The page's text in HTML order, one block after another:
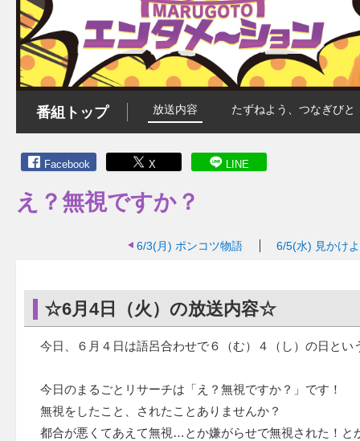
番組トップ 放送内容 たずねよう、つなぎびと
Facebook X LINE
え？無視ですか？
6/3(月) ポンコツ物語 6/5(水) 見かけ
☆6月4日（火）の放送内容☆
今日、６月４日は語呂合わせで６（む）４（し）の日と
今日のまるごとリサーチは「え？無視ですか？」です！
無視をしたこと、されたことありませんか？
都合が悪くてあえて無視…とか嫌がらせで無視された！と